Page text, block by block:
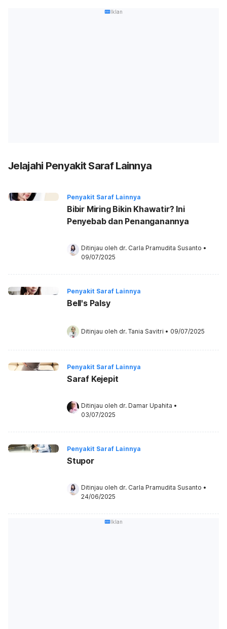
Iklan
Jelajahi Penyakit Saraf Lainnya
Penyakit Saraf Lainnya
Bibir Miring Bikin Khawatir? Ini
Penyebab dan Penanganannya
Ditinjau oleh dr. Carla Pramudita Susanto •
09/07/2025
Penyakit Saraf Lainnya
Bell's Palsy
Ditinjau oleh dr. Tania Savitri • 09/07/2025
Penyakit Saraf Lainnya
Saraf Kejepit
Ditinjau oleh dr. Damar Upahita •
03/07/2025
Penyakit Saraf Lainnya
Stupor
Ditinjau oleh dr. Carla Pramudita Susanto •
24/06/2025
Iklan